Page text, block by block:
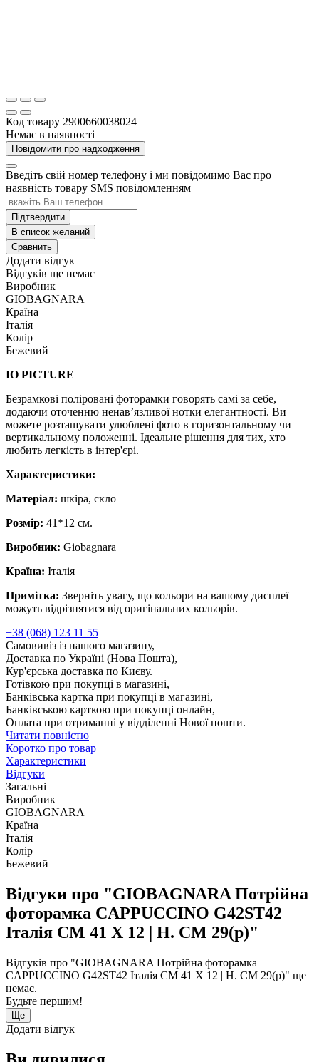
Код товару 2900660038024
Немає в наявності
Повідомити про надходження
Введіть свій номер телефону і ми повідомимо Вас про
наявність товару SMS повідомленням
Підтвердити
В список желаний
Сравнить
Додати відгук
Відгуків ще немає
Виробник
GIOBAGNARA
Країна
Італія
Колір
Бежевий
IO PICTURE
Безрамкові поліровані фоторамки говорять самі за себе,
додаючи оточенню ненав’язливої ​​нотки елегантності. Ви
можете розташувати улюблені фото в горизонтальному чи
вертикальному положенні. Ідеальне рішення для тих, хто
любить легкість в інтер'єрі.
Характеристики:
Матеріал: шкіра, скло
Розмір: 41*12 см.
Виробник: Giobagnara
Країна: Італія
Примітка: Зверніть увагу, що кольори на вашому дисплеї
можуть відрізнятися від оригінальних кольорів.
+38 (068) 123 11 55
Самовивіз із нашого магазину,
Доставка по Україні (Нова Пошта),
Кур'єрська доставка по Києву.
Готівкою при покупці в магазині,
Банківська картка при покупці в магазині,
Банківською карткою при покупці онлайн,
Оплата при отриманні у відділенні Нової пошти.
Читати повністю
Коротко про товар
Характеристики
Відгуки
Загальні
Виробник
GIOBAGNARA
Країна
Італія
Колір
Бежевий
Відгуки про "GIOBAGNARA Потрійна
фоторамка CAPPUCCINO G42ST42
Італія CM 41 X 12 | H. CM 29(р)"
Відгуків про "GIOBAGNARA Потрійна фоторамка
CAPPUCCINO G42ST42 Італія CM 41 X 12 | H. CM 29(р)" ще
немає.
Будьте першим!
Ще
Додати відгук